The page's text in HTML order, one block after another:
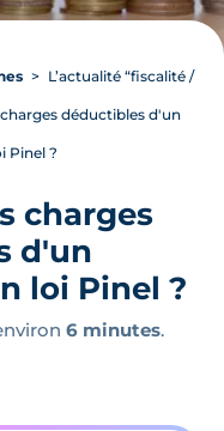
L’actualité “fiscalité /
déductibles d'un
Pinel ?
charges
d'un
loi Pinel ?
6 minutes.